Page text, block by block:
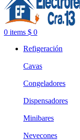
0 items $ 0
Refigeración
Cavas
Congeladores
Dispensadores
Minibares
Nevecones